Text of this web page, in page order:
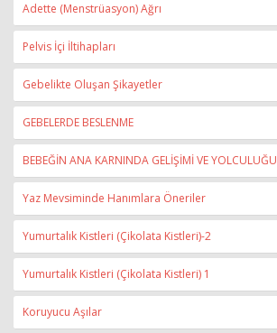
Adette (Menstrüasyon) Ağrı
Pelvis İçi İltihapları
Gebelikte Oluşan Şikayetler
GEBELERDE BESLENME
BEBEĞİN ANA KARNINDA GELİŞİMİ VE YOLCULUĞU
Yaz Mevsiminde Hanımlara Öneriler
Yumurtalık Kistleri (Çikolata Kistleri)-2
Yumurtalık Kistleri (Çikolata Kistleri) 1
Koruyucu Aşılar